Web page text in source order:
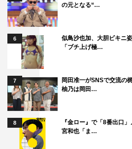
の元となる“…
6
似鳥沙也加、大胆ビキニ
「ブチ上げ極…
7
岡田准一がSNSで交流の
柚乃は岡田…
8
『金ロー』で「8番出口
宮和也「ま…